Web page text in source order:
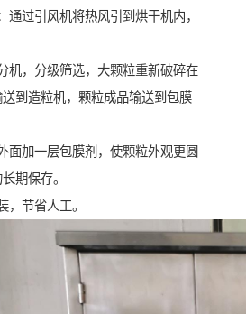
通过引风机将热风引到烘干机内，
机，分级筛选，大颗粒重新破碎在
到造粒机，颗粒成品输送到包膜
面加一层包膜剂，使颗粒外观更圆
期保存。
，节省人工。